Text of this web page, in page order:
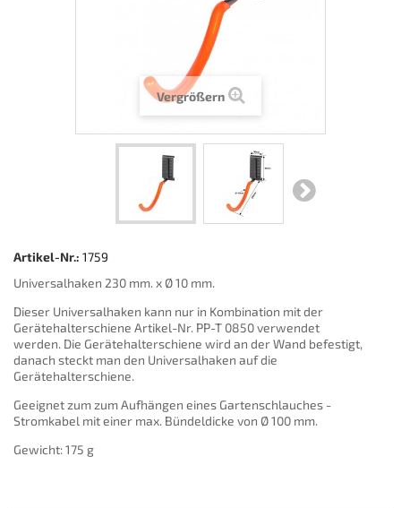
Vergrößern
Artikel-Nr.: 1759
Universalhaken 230 mm. x Ø 10 mm.
Dieser Universalhaken kann nur in Kombination mit der
Gerätehalterschiene Artikel-Nr. PP-T 0850 verwendet
werden. Die Gerätehalterschiene wird an der Wand befestigt,
danach steckt man den Universalhaken auf die
Gerätehalterschiene.
Geeignet zum zum Aufhängen eines Gartenschlauches -
Stromkabel mit einer max. Bündeldicke von Ø 100 mm.
Gewicht: 175 g